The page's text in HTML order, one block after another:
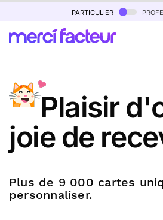
particulier
Plaisir
joie de
Plus de 9 000 cartes
personnaliser.